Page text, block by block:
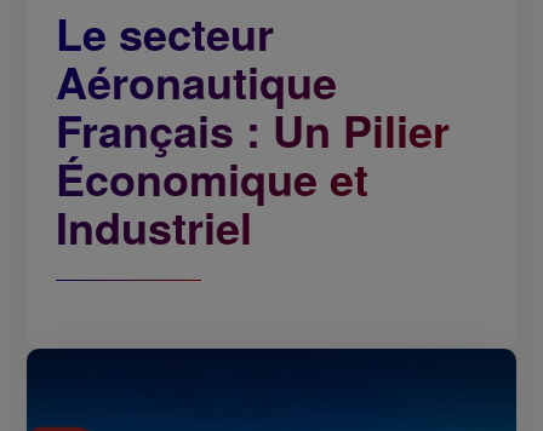
Le secteur
Aéronautique
Français : Un Pilier
Économique et
Industriel